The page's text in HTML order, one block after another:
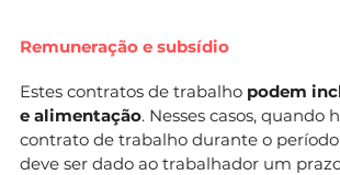
Remuneração e subsídio
Estes contratos de trabalho podem
e alimentação. Nesses casos, quando
contrato de trabalho durante o
deve ser dado ao trabalhador um